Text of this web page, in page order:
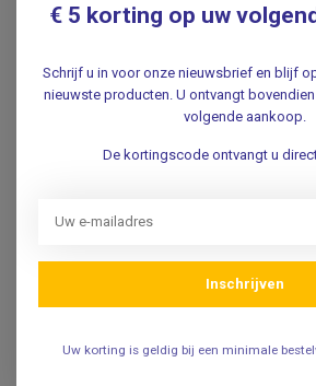
Douchestoel
met hygiëne uitsparing
Douchestoel
met armleuningen
cm
Niet op voorraad
Douchestoel met
armleuningen en
€ 5 korting op uw
Schrijf u in voor onze nieuwsbrief en blijf
nieuwste producten. U ontvangt
volgende aankoop.
De kortingscode ontvangt u
Inschrijven
Uw korting is geldig bij een minimale